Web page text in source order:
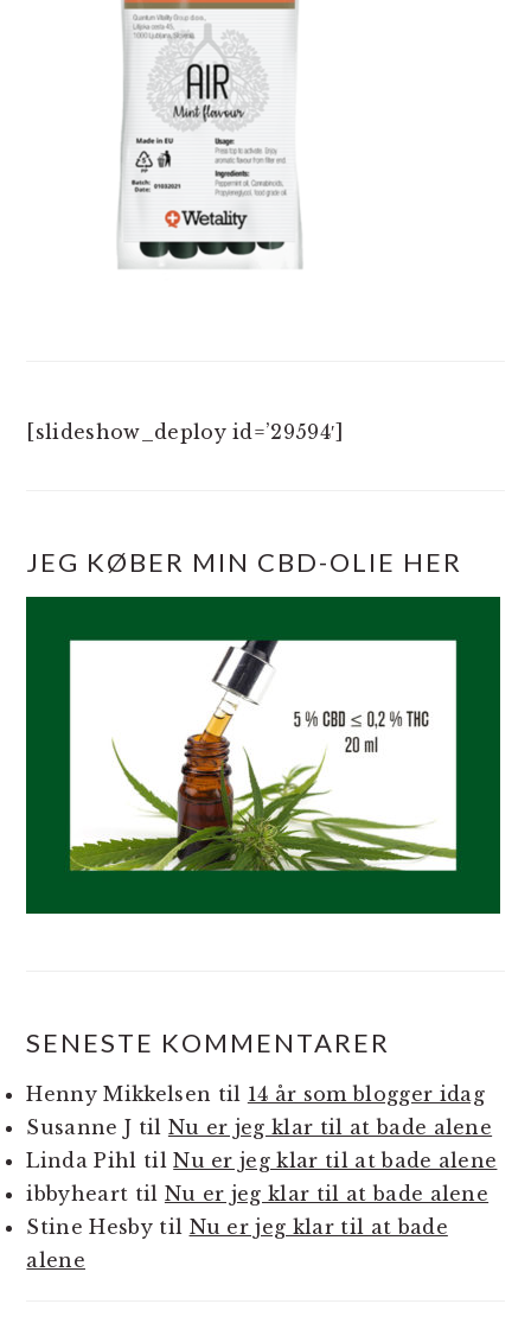
[slideshow_deploy id=’29594′]
JEG KØBER MIN CBD-OLIE HER
SENESTE KOMMENTARER
Henny Mikkelsen til 14 år som blogger idag
Susanne J til Nu er jeg klar til at bade alene
Linda Pihl tilNu er jeg klar til at bade alene
ibbyheart til Nu er jeg klar til at bade alene
Stine Hesbytil Nu er jeg klar til at bade
alene